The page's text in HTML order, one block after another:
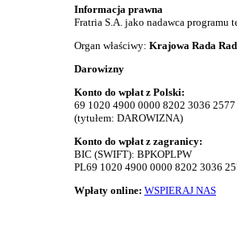
Informacja prawna
Fratria S.A. jako nadawca
Organ właściwy: Krajowa Rada
Darowizny
Konto do wpłat z Polski:
69 1020 4900 0000 8202 3036 2577
(tytułem: DAROWIZNA)
Konto do wpłat z zagranicy:
BIC (SWIFT): BPKOPLPW
PL69 1020 4900 0000 8202 3036
Wpłaty online: WSPIERAJ NAS